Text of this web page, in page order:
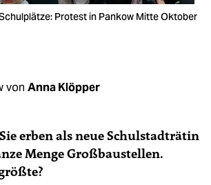
Protest in Pankow Mitte Oktober
von Anna Klöpper
erben als neue Schulstadträtin
Menge Großbaustellen.